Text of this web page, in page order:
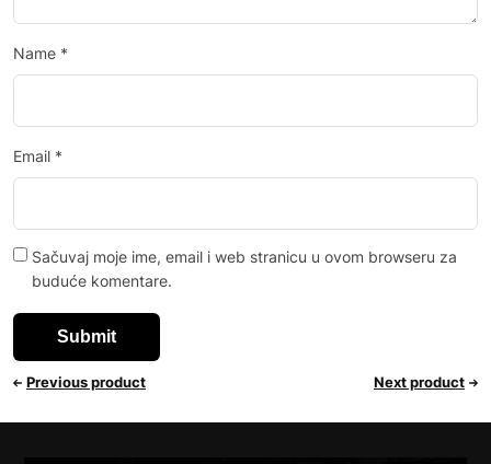
Name *
Email *
Sačuvaj moje ime, email i web stranicu u ovom browseru za
buduće komentare.
Previous product Next product